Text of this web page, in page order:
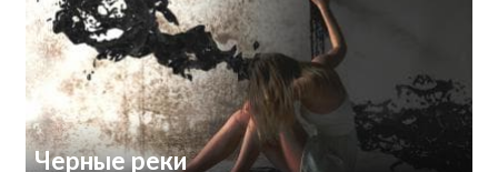
Черные реки